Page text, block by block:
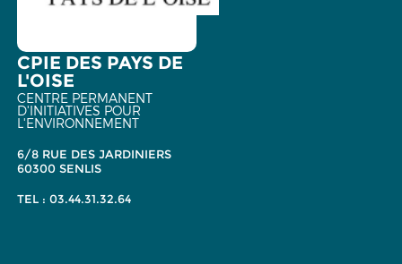
CPIE DES PAYS DE
L'OISE
CENTRE PERMANENT
D'INITIATIVES POUR
L'ENVIRONNEMENT
6/8 RUE DES JARDINIERS
60300 SENLIS
TEL : 03.44.31.32.64